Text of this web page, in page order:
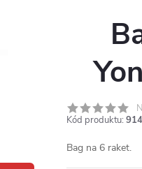
Kód produktu:
Bag na 6 raket.